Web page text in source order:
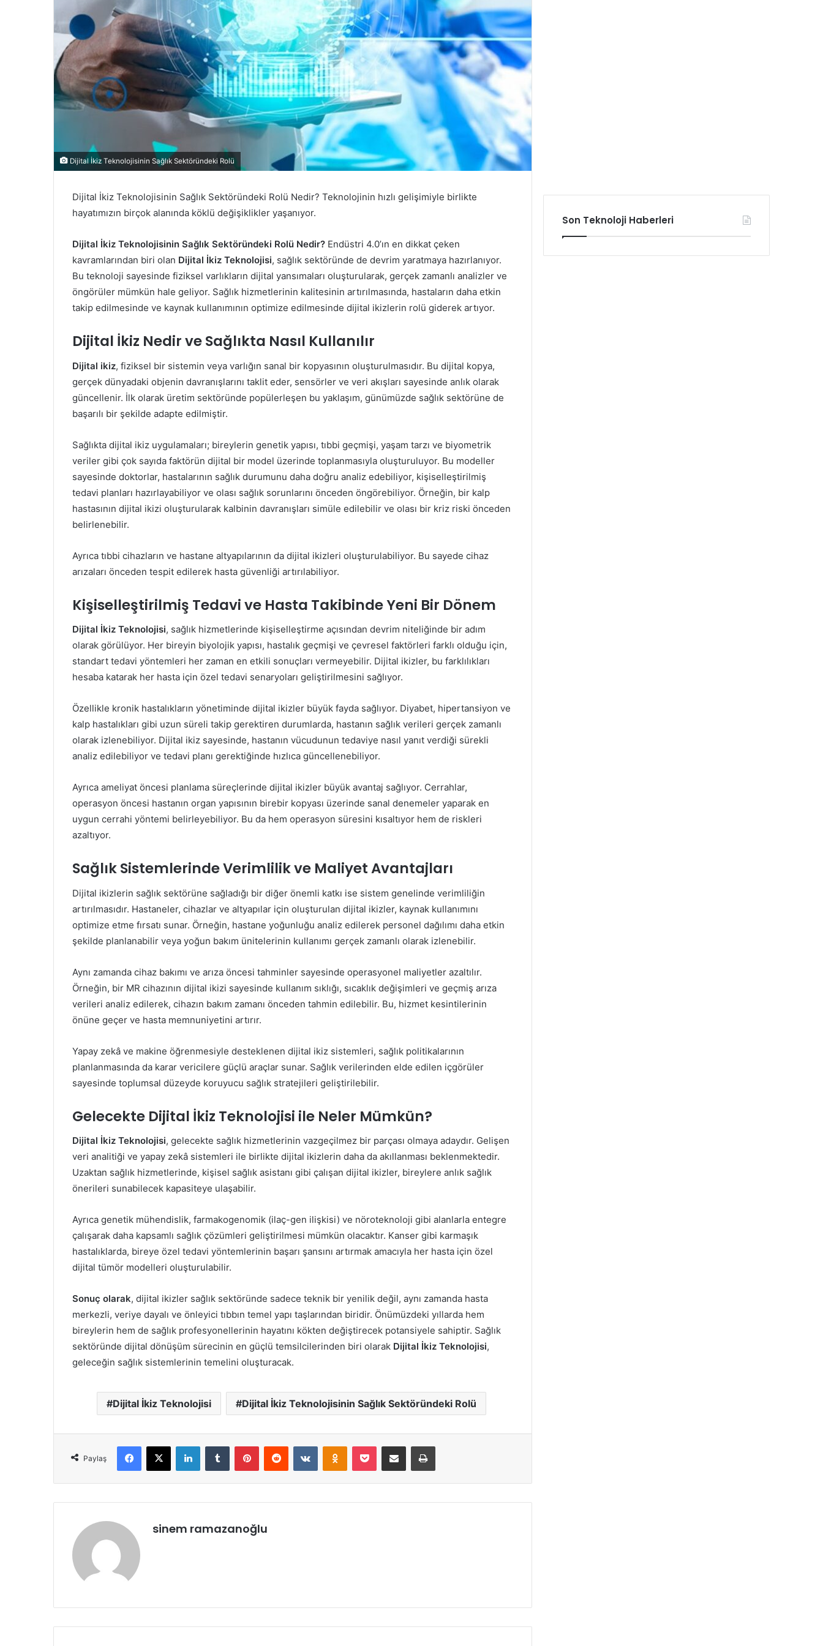
Dijital İkiz Teknolojisinin Sağlık Sektöründeki Rolü
Dijital İkiz Teknolojisinin Sağlık Sektöründeki Rolü Nedir? Teknolojinin hızlı gelişimiyle birlikte
hayatımızın birçok alanında köklü değişiklikler yaşanıyor.
Dijital İkiz Teknolojisinin Sağlık Sektöründeki Rolü Nedir? Endüstri 4.0’ın en dikkat çeken
kavramlarından biri olan Dijital İkiz Teknolojisi, sağlık sektöründe de devrim yaratmaya hazırlanıyor.
Bu teknoloji sayesinde fiziksel varlıkların dijital yansımaları oluşturularak, gerçek zamanlı analizler ve
öngörüler mümkün hale geliyor. Sağlık hizmetlerinin kalitesinin artırılmasında, hastaların daha etkin
takip edilmesinde ve kaynak kullanımının optimize edilmesinde dijital ikizlerin rolü giderek artıyor.
Dijital İkiz Nedir ve Sağlıkta Nasıl Kullanılır
Dijital ikiz, fiziksel bir sistemin veya varlığın sanal bir kopyasının oluşturulmasıdır. Bu dijital kopya,
gerçek dünyadaki objenin davranışlarını taklit eder, sensörler ve veri akışları sayesinde anlık olarak
güncellenir. İlk olarak üretim sektöründe popülerleşen bu yaklaşım, günümüzde sağlık sektörüne de
başarılı bir şekilde adapte edilmiştir.
Sağlıkta dijital ikiz uygulamaları; bireylerin genetik yapısı, tıbbi geçmişi, yaşam tarzı ve biyometrik
veriler gibi çok sayıda faktörün dijital bir model üzerinde toplanmasıyla oluşturuluyor. Bu modeller
sayesinde doktorlar, hastalarının sağlık durumunu daha doğru analiz edebiliyor, kişiselleştirilmiş
tedavi planları hazırlayabiliyor ve olası sağlık sorunlarını önceden öngörebiliyor. Örneğin, bir kalp
hastasının dijital ikizi oluşturularak kalbinin davranışları simüle edilebilir ve olası bir kriz riski önceden
belirlenebilir.
Ayrıca tıbbi cihazların ve hastane altyapılarının da dijital ikizleri oluşturulabiliyor. Bu sayede cihaz
arızaları önceden tespit edilerek hasta güvenliği artırılabiliyor.
Kişiselleştirilmiş Tedavi ve Hasta Takibinde Yeni Bir Dönem
Dijital İkiz Teknolojisi, sağlık hizmetlerinde kişiselleştirme açısından devrim niteliğinde bir adım
olarak görülüyor. Her bireyin biyolojik yapısı, hastalık geçmişi ve çevresel faktörleri farklı olduğu için,
standart tedavi yöntemleri her zaman en etkili sonuçları vermeyebilir. Dijital ikizler, bu farklılıkları
hesaba katarak her hasta için özel tedavi senaryoları geliştirilmesini sağlıyor.
Özellikle kronik hastalıkların yönetiminde dijital ikizler büyük fayda sağlıyor. Diyabet, hipertansiyon ve
kalp hastalıkları gibi uzun süreli takip gerektiren durumlarda, hastanın sağlık verileri gerçek zamanlı
olarak izlenebiliyor. Dijital ikiz sayesinde, hastanın vücudunun tedaviye nasıl yanıt verdiği sürekli
analiz edilebiliyor ve tedavi planı gerektiğinde hızlıca güncellenebiliyor.
Ayrıca ameliyat öncesi planlama süreçlerinde dijital ikizler büyük avantaj sağlıyor. Cerrahlar,
operasyon öncesi hastanın organ yapısının birebir kopyası üzerinde sanal denemeler yaparak en
uygun cerrahi yöntemi belirleyebiliyor. Bu da hem operasyon süresini kısaltıyor hem de riskleri
azaltıyor.
Sağlık Sistemlerinde Verimlilik ve Maliyet Avantajları
Dijital ikizlerin sağlık sektörüne sağladığı bir diğer önemli katkı ise sistem genelinde verimliliğin
artırılmasıdır. Hastaneler, cihazlar ve altyapılar için oluşturulan dijital ikizler, kaynak kullanımını
optimize etme fırsatı sunar. Örneğin, hastane yoğunluğu analiz edilerek personel dağılımı daha etkin
şekilde planlanabilir veya yoğun bakım ünitelerinin kullanımı gerçek zamanlı olarak izlenebilir.
Aynı zamanda cihaz bakımı ve arıza öncesi tahminler sayesinde operasyonel maliyetler azaltılır.
Örneğin, bir MR cihazının dijital ikizi sayesinde kullanım sıklığı, sıcaklık değişimleri ve geçmiş arıza
verileri analiz edilerek, cihazın bakım zamanı önceden tahmin edilebilir. Bu, hizmet kesintilerinin
önüne geçer ve hasta memnuniyetini artırır.
Yapay zekâ ve makine öğrenmesiyle desteklenen dijital ikiz sistemleri, sağlık politikalarının
planlanmasında da karar vericilere güçlü araçlar sunar. Sağlık verilerinden elde edilen içgörüler
sayesinde toplumsal düzeyde koruyucu sağlık stratejileri geliştirilebilir.
Gelecekte Dijital İkiz Teknolojisi ile Neler Mümkün?
Dijital İkiz Teknolojisi, gelecekte sağlık hizmetlerinin vazgeçilmez bir parçası olmaya adaydır. Gelişen
veri analitiği ve yapay zekâ sistemleri ile birlikte dijital ikizlerin daha da akıllanması beklenmektedir.
Uzaktan sağlık hizmetlerinde, kişisel sağlık asistanı gibi çalışan dijital ikizler, bireylere anlık sağlık
önerileri sunabilecek kapasiteye ulaşabilir.
Ayrıca genetik mühendislik, farmakogenomik (ilaç-gen ilişkisi) ve nöroteknoloji gibi alanlarla entegre
çalışarak daha kapsamlı sağlık çözümleri geliştirilmesi mümkün olacaktır. Kanser gibi karmaşık
hastalıklarda, bireye özel tedavi yöntemlerinin başarı şansını artırmak amacıyla her hasta için özel
dijital tümör modelleri oluşturulabilir.
Sonuç olarak, dijital ikizler sağlık sektöründe sadece teknik bir yenilik değil, aynı zamanda hasta
merkezli, veriye dayalı ve önleyici tıbbın temel yapı taşlarından biridir. Önümüzdeki yıllarda hem
bireylerin hem de sağlık profesyonellerinin hayatını kökten değiştirecek potansiyele sahiptir. Sağlık
sektöründe dijital dönüşüm sürecinin en güçlü temsilcilerinden biri olarak Dijital İkiz Teknolojisi,
geleceğin sağlık sistemlerinin temelini oluşturacak.
Dijital İkiz Teknolojisi Dijital İkiz Teknolojisinin Sağlık Sektöründeki Rolü
Paylaş
Facebook
X LinkedInTumblr PinterestReddit VKontakteOdnoklassniki
Pocket E-Posta ile paylaş Yazdır
sinem ramazanoğlu
Son Teknoloji Haberleri